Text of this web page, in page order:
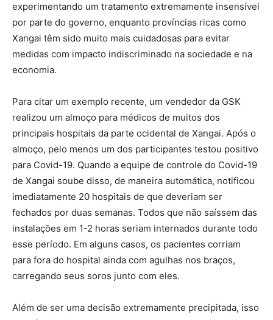
experimentando um tratamento extremamente insensível
por parte do governo, enquanto províncias ricas como
Xangai têm sido muito mais cuidadosas para evitar
medidas com impacto indiscriminado na sociedade e na
economia.
Para citar um exemplo recente, um vendedor da GSK
realizou um almoço para médicos de muitos dos
principais hospitais da parte ocidental de Xangai. Após o
almoço, pelo menos um dos participantes testou positivo
para Covid-19. Quando a equipe de controle do Covid-19
de Xangai soube disso, de maneira automática, notificou
imediatamente 20 hospitais de que deveriam ser
fechados por duas semanas. Todos que não saíssem das
instalações em 1-2 horas seriam internados durante todo
esse período. Em alguns casos, os pacientes corriam
para fora do hospital ainda com agulhas nos braços,
carregando seus soros junto com eles.
Além de ser uma decisão extremamente precipitada, isso